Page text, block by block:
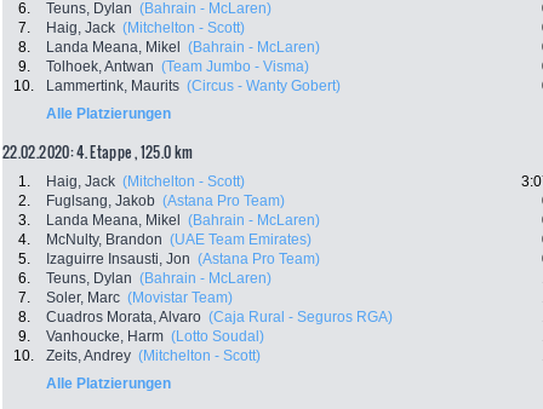
6.
Teuns, Dylan (Bahrain - McLaren)
7.
Haig, Jack (Mitchelton - Scott)
8.
Landa Meana, Mikel (Bahrain - McLaren)
9.
Tolhoek, Antwan (Team Jumbo - Visma)
10.
Lammertink, Maurits (Circus - Wanty Gobert)
Alle Platzierungen
22.02.2020: 4. Etappe , 125.0 km
1. Haig, Jack (Mitchelton - Scott)
2.
Fuglsang, Jakob (Astana Pro Team)
3.
Landa Meana, Mikel (Bahrain - McLaren)
4.
McNulty, Brandon (UAE Team Emirates)
5.
Izaguirre Insausti, Jon (Astana Pro Team)
6.
Teuns, Dylan (Bahrain - McLaren)
7.
Soler, Marc (Movistar Team)
8.
Cuadros Morata, Alvaro (Caja Rural - Seguros RGA)
9.
Vanhoucke, Harm (Lotto Soudal)
10.
Zeits, Andrey (Mitchelton - Scott)
Alle Platzierungen